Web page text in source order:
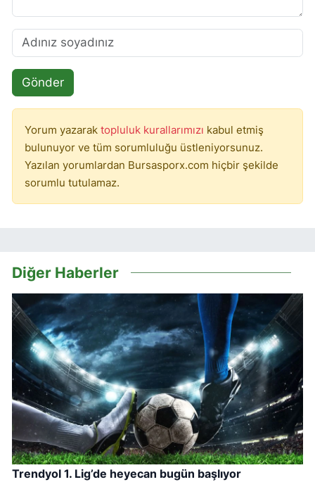
Gönder
Yorum yazarak topluluk kurallarımızı kabul etmiş
bulunuyor ve tüm sorumluluğu üstleniyorsunuz.
Yazılan yorumlardan Bursasporx.com hiçbir şekilde
sorumlu tutulamaz.
Diğer Haberler
Trendyol 1. Lig’de heyecan bugün başlıyor